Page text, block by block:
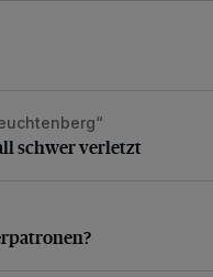
verletzt
schwer verletzt